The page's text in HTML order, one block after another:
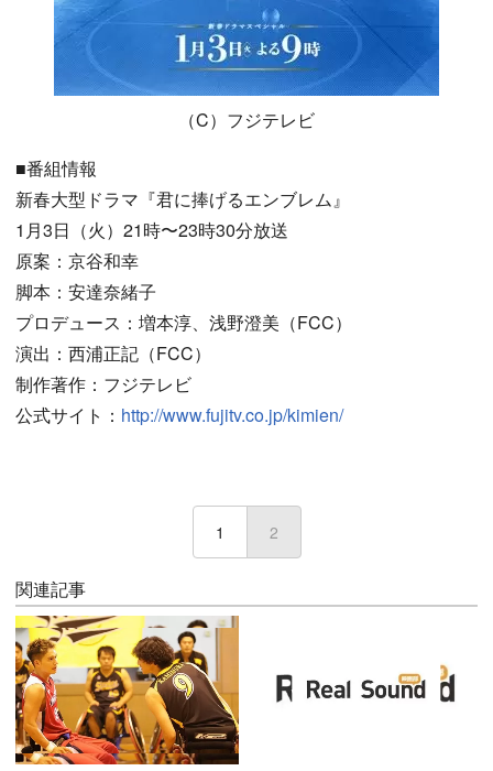
（C）フジテレビ
■番組情報
新春大型ドラマ『君に捧げるエンブレム』
1月3日（火）21時〜23時30分放送
原案：京谷和幸
脚本：安達奈緒子
プロデュース：増本淳、浅野澄美（FCC）
演出：西浦正記（FCC）
制作著作：フジテレビ
公式サイト： http://www.fujitv.co.jp/kimien/
1 2
関連記事